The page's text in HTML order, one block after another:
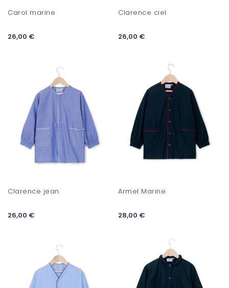
Carol marine
26,00 €
Clarence ciel
26,00 €
Clarence jean
26,00 €
Armel Marine
28,00 €